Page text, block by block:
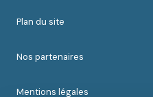
plan du site
nos partenaires
mentions légales